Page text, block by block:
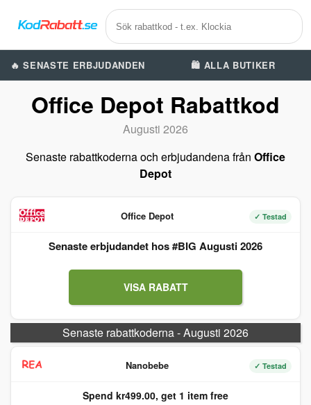
🔥 SENASTE ERBJUDANDEN 🛍️ ALLA BUTIKER
Office Depot Rabattkod
Augusti 2026
Senaste rabattkoderna och erbjudandena från Office
Depot
Office Depot ✓ Testad
Senaste erbjudandet hos #BIG Augusti 2026
VISA RABATT
Senaste rabattkoderna - Augusti 2026
Nanobebe ✓ Testad
Spend kr499.00, get 1 item free